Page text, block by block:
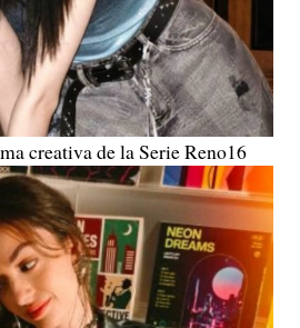
creativa de la Serie Reno16